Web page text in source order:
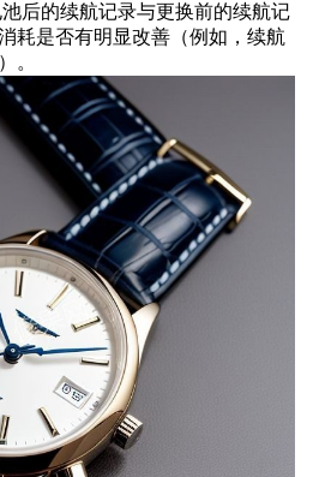
后的续航记录与更换前的续航记
耗是否有明显改善（例如，续航
。